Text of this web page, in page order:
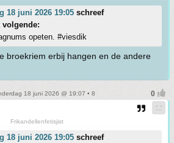
18 juni 2026 19:05 schreef
volgende:
opeten. #viesdik
broekriem erbij hangen en de andere
18 juni 2026 @ 19:07 • 8
Frikandellenfetisjist
18 juni 2026 19:05 schreef